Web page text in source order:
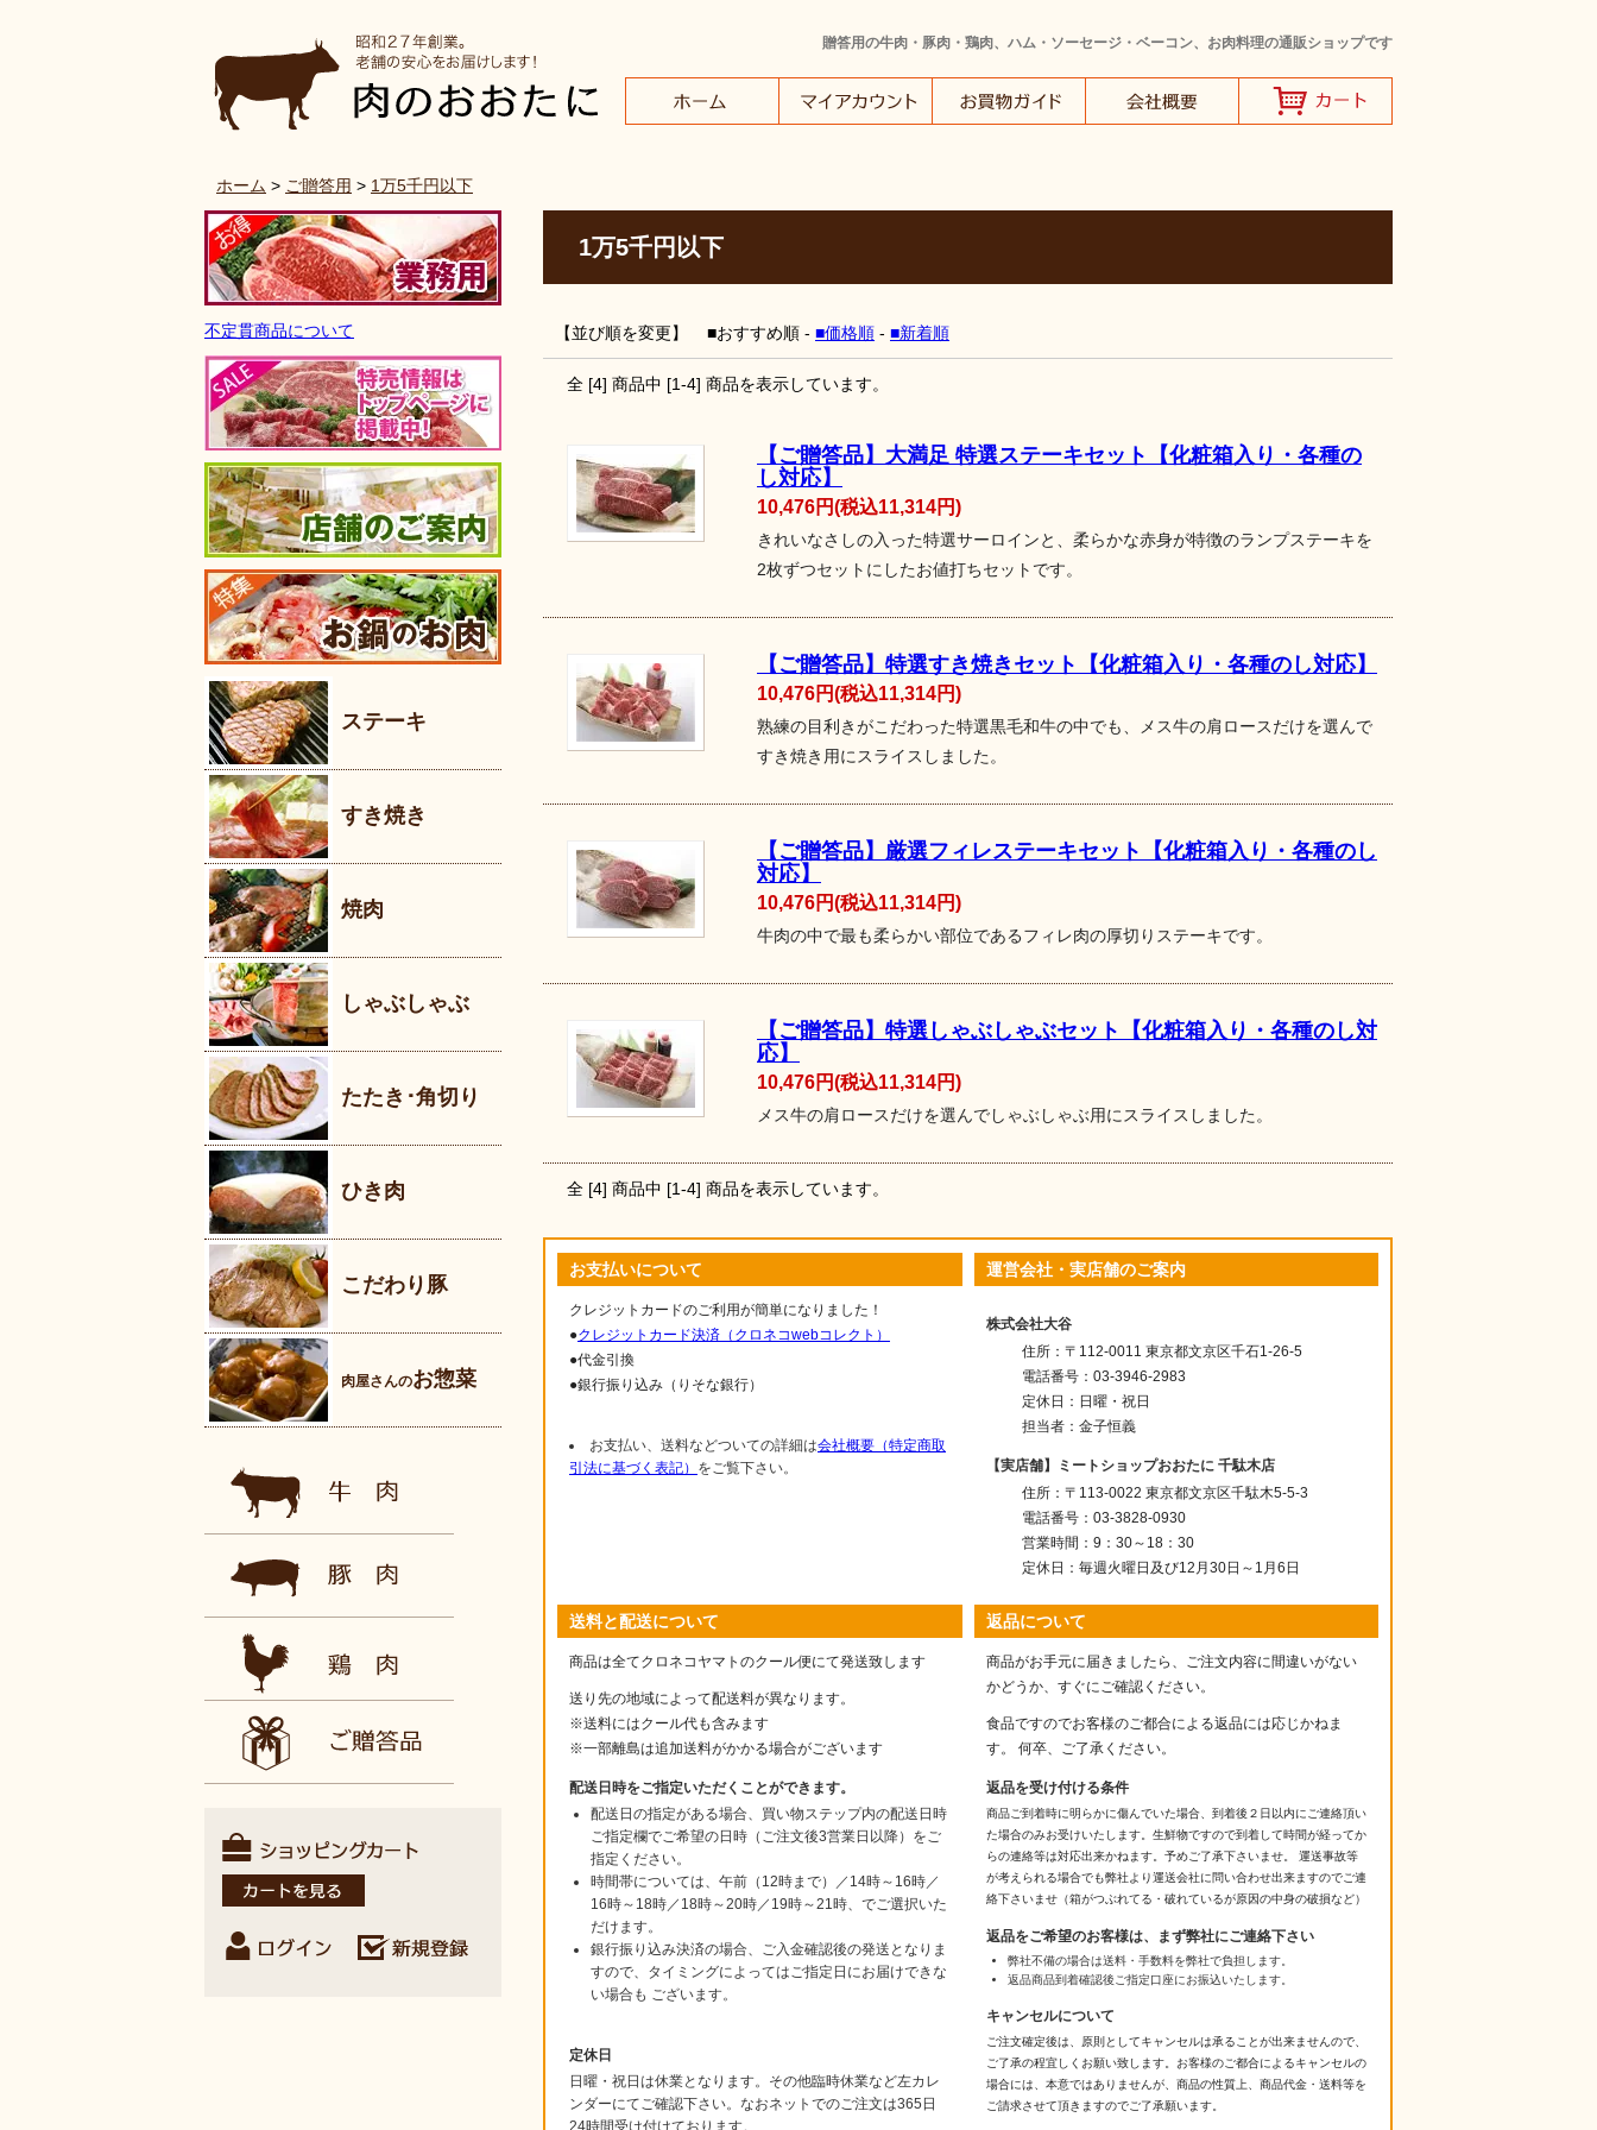
贈答用の牛肉・豚肉・鶏肉、ハム・ソーセージ・ベーコン、お肉料理の通販ショップです
ホーム > ご贈答用 > 1万5千円以下
1万5千円以下
【並び順を変更】 ■おすすめ順 - ■価格順 - ■新着順
全 [4] 商品中 [1-4] 商品を表示しています。
【ご贈答品】大満足 特選ステーキセット【化粧箱入り・各種の
し対応】
10,476円(税込11,314円)
きれいなさしの入った特選サーロインと、柔らかな赤身が特徴のランプステーキを
2枚ずつセットにしたお値打ちセットです。
【ご贈答品】特選すき焼きセット【化粧箱入り・各種のし対応】
10,476円(税込11,314円)
熟練の目利きがこだわった特選黒毛和牛の中でも、メス牛の肩ロースだけを選んで
すき焼き用にスライスしました。
【ご贈答品】厳選フィレステーキセット【化粧箱入り・各種のし
対応】
10,476円(税込11,314円)
牛肉の中で最も柔らかい部位であるフィレ肉の厚切りステーキです。
【ご贈答品】特選しゃぶしゃぶセット【化粧箱入り・各種のし対
応】
10,476円(税込11,314円)
メス牛の肩ロースだけを選んでしゃぶしゃぶ用にスライスしました。
全 [4] 商品中 [1-4] 商品を表示しています。
お支払いについて 運営会社・実店舗のご案内
クレジットカードのご利用が簡単になりました！
●クレジットカード決済（クロネコwebコレクト）
●代金引換
●銀行振り込み（りそな銀行）
お支払い、送料などついての詳細は会社概要（特定商取
引法に基づく表記） をご覧下さい。
株式会社大谷
住所：〒112-0011 東京都文京区千石1-26-5
電話番号：03-3946-2983
定休日：日曜・祝日
担当者：金子恒義
【実店舗】ミートショップおおたに 千駄木店
住所：〒113-0022 東京都文京区千駄木5-5-3
電話番号：03-3828-0930
営業時間：9：30～18：30
定休日：毎週火曜日及び12月30日～1月6日
送料と配送について 返品について
商品は全てクロネコヤマトのクール便にて発送致します
送り先の地域によって配送料が異なります。
※送料にはクール代も含みます
※一部離島は追加送料がかかる場合がございます
配送日時をご指定いただくことができます。
配送日の指定がある場合、買い物ステップ内の配送日時
ご指定欄でご希望の日時（ご注文後3営業日以降）をご
指定ください。
時間帯については、午前（12時まで）／14時～16時／
16時～18時／18時～20時／19時～21時、でご選択いた
だけます。
銀行振り込み決済の場合、ご入金確認後の発送となりま
すので、タイミングによってはご指定日にお届けできな
い場合も ございます。
定休日
日曜・祝日は休業となります。その他臨時休業など左カレ
ンダーにてご確認下さい。なおネットでのご注文は365日
24時間受け付けております。
商品がお手元に届きましたら、ご注文内容に間違いがない
かどうか、すぐにご確認ください。
食品ですのでお客様のご都合による返品には応じかねま
す。 何卒、ご了承ください。
返品を受け付ける条件
商品ご到着時に明らかに傷んでいた場合、到着後２日以内にご連絡頂い
た場合のみお受けいたします。生鮮物ですので到着して時間が経ってか
らの連絡等は対応出来かねます。予めご了承下さいませ。 運送事故等
が考えられる場合でも弊社より運送会社に問い合わせ出来ますのでご連
絡下さいませ（箱がつぶれてる・破れているが原因の中身の破損など）
返品をご希望のお客様は、まず弊社にご連絡下さい
弊社不備の場合は送料・手数料を弊社で負担します。
返品商品到着確認後ご指定口座にお振込いたします。
キャンセルについて
ご注文確定後は、原則としてキャンセルは承ることが出来ませんので、
ご了承の程宜しくお願い致します。お客様のご都合によるキャンセルの
場合には、本意ではありませんが、商品の性質上、商品代金・送料等を
ご請求させて頂きますのでご了承願います。
不定貫商品について
ステーキ
すき焼き
焼肉
しゃぶしゃぶ
たたき･角切り
ひき肉
こだわり豚
肉屋さんのお惣菜